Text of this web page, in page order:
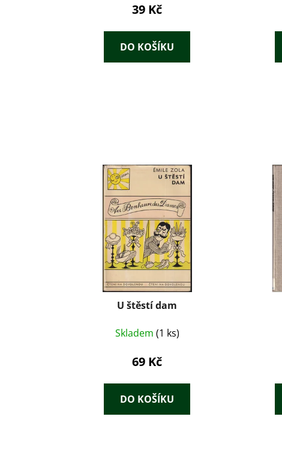
39 Kč
DO KOŠÍKU
U štěstí dam
Skladem (1 ks)
69 Kč
DO KOŠÍKU